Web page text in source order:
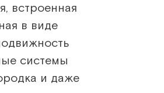
встроенная
в виде
системы
и даже